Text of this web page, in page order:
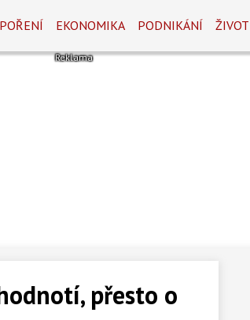
EKONOMIKA PODNIKÁNÍ
přesto o